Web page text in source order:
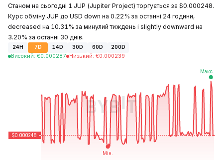
Станом на сьогодні 1 JUP (Jupiter Project) торгується за $0.000248.
Курс обміну JUP до USD down на 0.22% за останні 24 години,
decreased на 10.31% за минулий тиждень і slightly downward на
3.20% за останні 30 днів.
24H 7D 14D 30D 60D
200D
Високий: €0.000287 Низький: €0.000239
Останнє оновлення: 2026-08-07, 15:21 GMT+0